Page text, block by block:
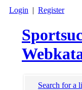
Login | Register
Search for a